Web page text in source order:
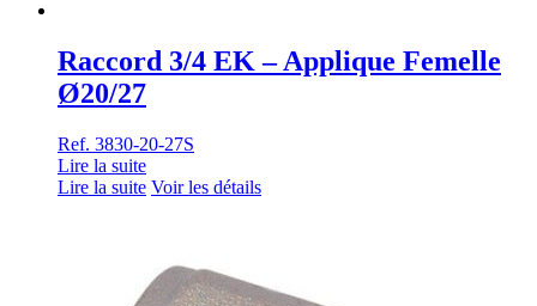
Raccord 3/4 EK – Applique Femelle
Ø20/27
Ref. 3830-20-27S
Lire la suite
Lire la suite Voir les détails